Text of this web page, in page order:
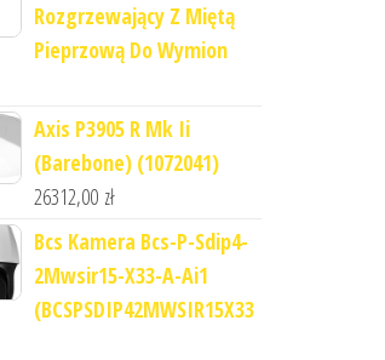
Rozgrzewający Z Miętą
Pieprzową Do Wymion
Axis P3905 R Mk Ii
(Barebone) (1072041)
26312,00 zł
Bcs Kamera Bcs-P-Sdip4-
2Mwsir15-X33-A-Ai1
(BCSPSDIP42MWSIR15X33